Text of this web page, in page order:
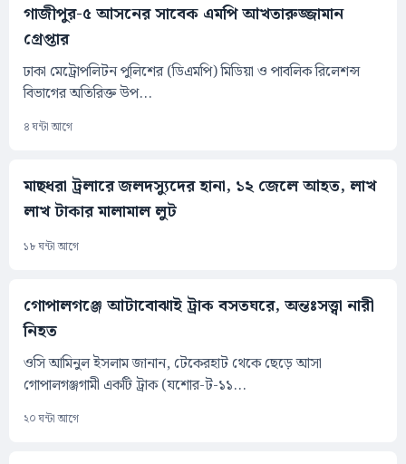
গাজীপুর-৫ আসনের সাবেক এমপি আখতারুজ্জামান
গ্রেপ্তার
ঢাকা মেট্রোপলিটন পুলিশের (ডিএমপি) মিডিয়া ও পাবলিক রিলেশন্স
বিভাগের অতিরিক্ত উপ...
৪ ঘন্টা আগে
মাছধরা ট্রলারে জলদস্যুদের হানা, ১২ জেলে আহত, লাখ
লাখ টাকার মালামাল লুট
১৮ ঘন্টা আগে
গোপালগঞ্জে আটাবোঝাই ট্রাক বসতঘরে, অন্তঃসত্ত্বা নারী
নিহত
ওসি আমিনুল ইসলাম জানান, টেকেরহাট থেকে ছেড়ে আসা
গোপালগঞ্জগামী একটি ট্রাক (যশোর-ট-১১...
২০ ঘন্টা আগে